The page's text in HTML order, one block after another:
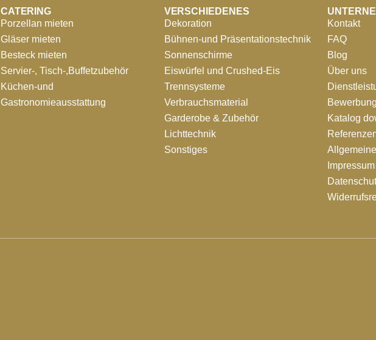
CATERING
Porzellan mieten
Gläser mieten
Besteck mieten
Servier-, Tisch-,Buffetzubehör
Küchen-und
Gastronomieausstattung
VERSCHIEDENES
Dekoration
Bühnen-und Präsentationstechnik
Sonnenschirme
Eiswürfel und Crushed-Eis
Trennsysteme
Verbrauchsmaterial
Garderobe & Zubehör
Lichttechnik
Sonstiges
Kontakt
FAQ
Blog
Über uns
Katalog
Impressum